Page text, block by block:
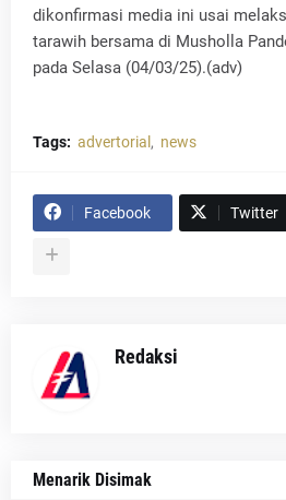
dikonfirmasi media ini usai
tarawih bersama di Musholla
pada Selasa (04/03/25).(adv)
Tags: advertorial news
Facebook Twitter
Redaksi
Menarik Disimak